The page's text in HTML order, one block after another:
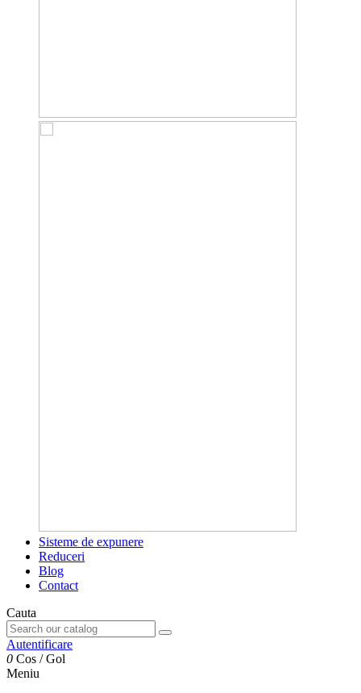
Sisteme de expunere
Reduceri
Blog
Contact
Cauta
Autentificare
0 Cos /Gol
Meniu